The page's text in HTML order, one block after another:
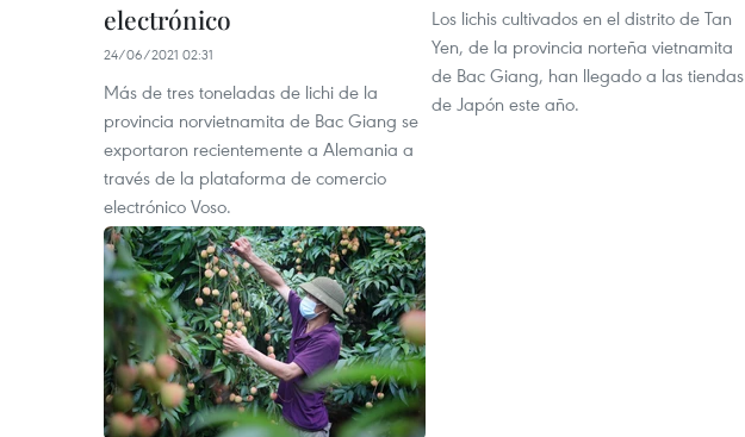
electrónico
24/06/2021 02:31
Más de tres toneladas de lichi de la
provincia norvietnamita de Bac Giang se
exportaron recientemente a Alemania a
través de la plataforma de comercio
electrónico Voso.
Los lichis cultivados en el distrito de Tan
Yen, de la provincia norteña vietnamita
de Bac Giang, han llegado a las tiendas
de Japón este año.